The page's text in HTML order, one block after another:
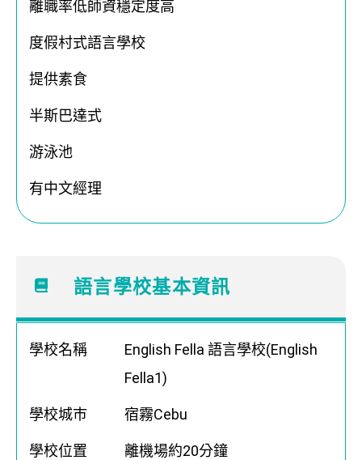
離職率低師資穩定度高
度假村式語言學校
提供素食
半斯巴達式
游泳池
有中文經理
語言學校基本資訊​
學校名稱
English Fella 語言學校(English
Fella1)
學校城巿 宿霧Cebu
學校位置 離機場約20分鐘